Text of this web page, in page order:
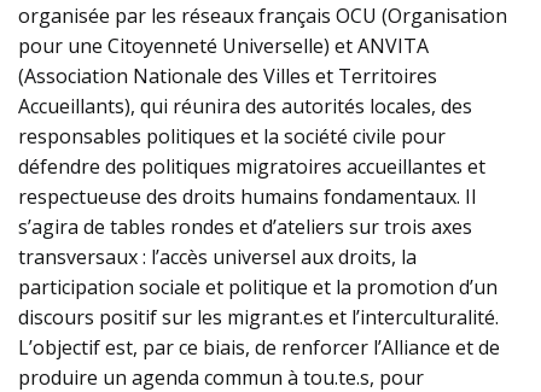
organisée par les réseaux français OCU (Organisation
pour une Citoyenneté Universelle) et ANVITA
(Association Nationale des Villes et Territoires
Accueillants), qui réunira des autorités locales, des
responsables politiques et la société civile pour
défendre des politiques migratoires accueillantes et
respectueuse des droits humains fondamentaux. Il
s’agira de tables rondes et d’ateliers sur trois axes
transversaux : l’accès universel aux droits, la
participation sociale et politique et la promotion d’un
discours positif sur les migrant.es et l’interculturalité.
L’objectif est, par ce biais, de renforcer l’Alliance et de
produire un agenda commun à tou.te.s, pour